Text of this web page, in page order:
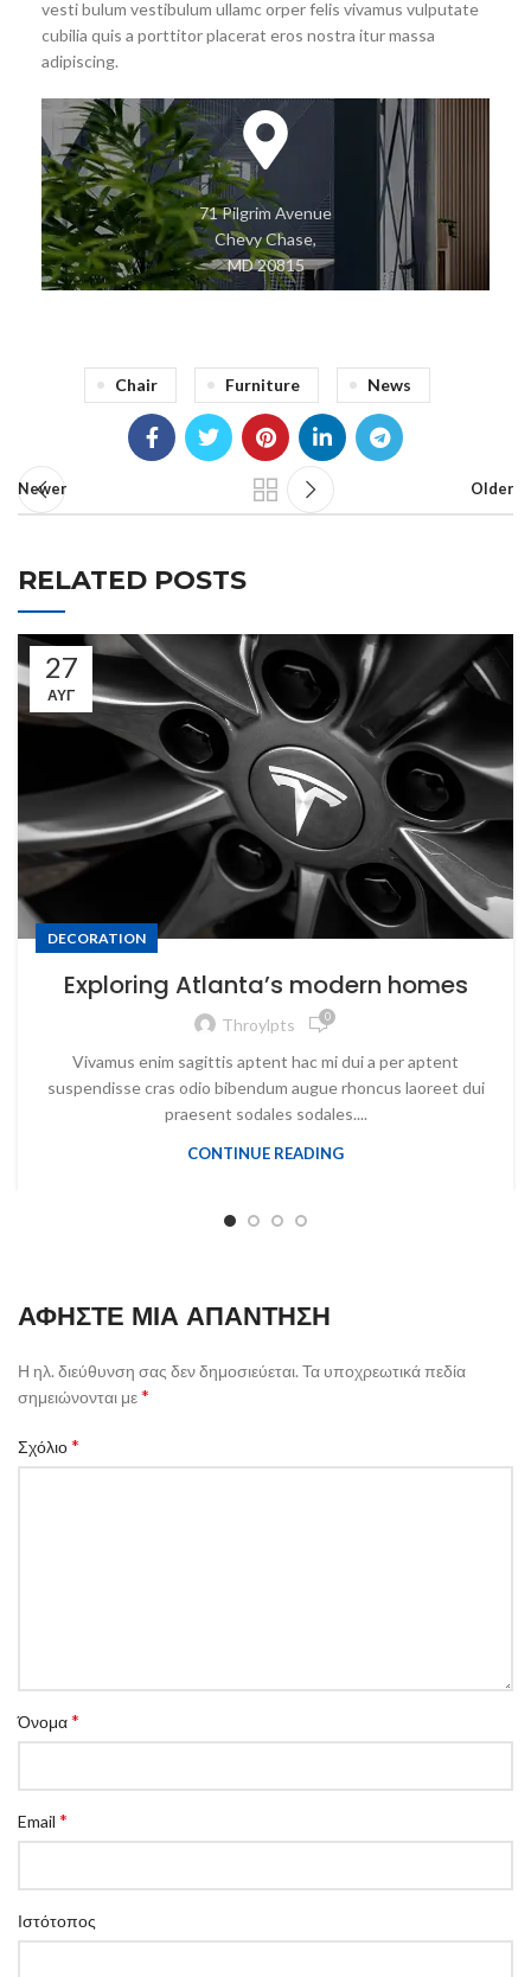
vesti bulum vestibulum ullamc orper felis vivamus vulputate
cubilia quis a porttitor placerat eros nostra itur massa
adipiscing.
71 Pilgrim Avenue
Chevy Chase,
MD 20815
Chair Furniture News
Newer Older
RELATED POSTS
27
ΑΥΓ
DECORATION
Exploring Atlanta’s modern homes
Throylpts 0
Vivamus enim sagittis aptent hac mi dui a per aptent
suspendisse cras odio bibendum augue rhoncus laoreet dui
praesent sodales sodales....
CONTINUE READING
ΑΦΉΣΤΕ ΜΙΑ ΑΠΆΝΤΗΣΗ
Η ηλ. διεύθυνση σας δεν δημοσιεύεται. Τα υποχρεωτικά πεδία
σημειώνονται με*
Σχόλιο*
Όνομα*
Email *
Ιστότοπος